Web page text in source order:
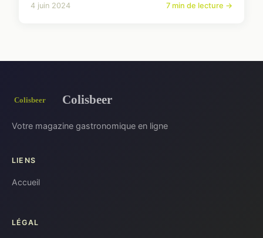
4 juin 2024 7 min de lecture →
Colisbeer
Votre magazine gastronomique en ligne
LIENS
Accueil
LÉGAL